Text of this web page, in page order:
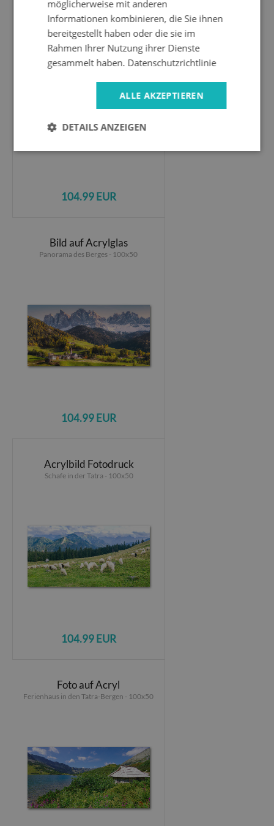
Acrylbild Fotodruck
Panorama der Tatra-Berge - 100x50
104.99 EUR
Bild auf Acrylglas
Panorama des Berges - 100x50
104.99 EUR
Acrylbild Fotodruck
Schafe in der Tatra - 100x50
104.99 EUR
Foto auf Acryl
Ferienhaus in den Tatra-Bergen - 100x50
möglicherweise mit anderen
Informationen kombinieren, die Sie ihnen
bereitgestellt haben oder die sie im
Rahmen Ihrer Nutzung ihrer Dienste
gesammelt haben. Datenschutzrichtlinie
ALLE AKZEPTIEREN
DETAILS ANZEIGEN